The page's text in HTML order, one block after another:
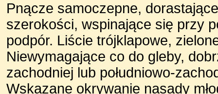
Pnącze samoczepne,
szerokości, wspinające się przy
podpór. Liście trójklapowe,
Niewymagające co do gleby,
zachodniej lub południowo-
Wskazane okrywanie nasady